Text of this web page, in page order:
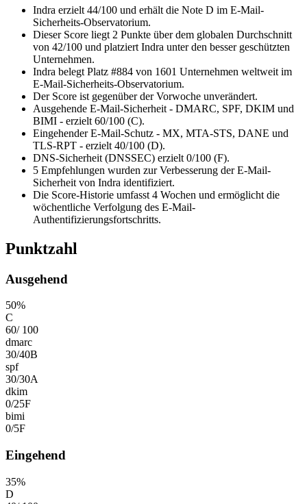
Indra erzielt 44/100 und erhält die Note D im E-Mail-
Sicherheits-Observatorium.
Dieser Score liegt 2 Punkte über dem globalen Durchschnitt
von 42/100 und platziert Indra unter den besser geschützten
Unternehmen.
Indra belegt Platz #884 von 1601 Unternehmen weltweit im
E-Mail-Sicherheits-Observatorium.
Der Score ist gegenüber der Vorwoche unverändert.
Ausgehende E-Mail-Sicherheit - DMARC, SPF, DKIM und
BIMI - erzielt 60/100 (C).
Eingehender E-Mail-Schutz - MX, MTA-STS, DANE und
TLS-RPT - erzielt 40/100 (D).
DNS-Sicherheit (DNSSEC) erzielt 0/100 (F).
5 Empfehlungen wurden zur Verbesserung der E-Mail-
Sicherheit von Indra identifiziert.
Die Score-Historie umfasst 4 Wochen und ermöglicht die
wöchentliche Verfolgung des E-Mail-
Authentifizierungsfortschritts.
Punktzahl
Ausgehend
50%
C
60/ 100
dmarc
30/40B
spf
30/30A
dkim
0/25F
bimi
0/5F
Eingehend
35%
D